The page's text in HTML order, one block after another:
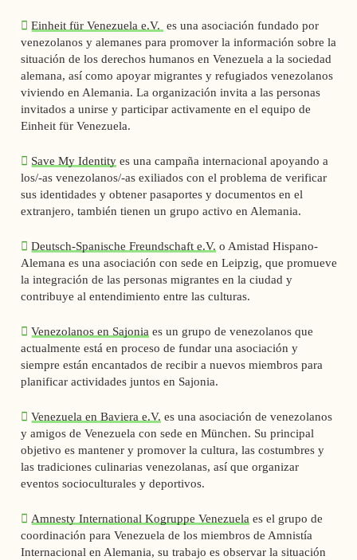
Einheit für Venezuela e.V. es una asociación fundado por
venezolanos y alemanes para promover la información sobre la
situación de los derechos humanos en Venezuela a la sociedad
alemana, así como apoyar migrantes y refugiados venezolanos
viviendo en Alemania. La organización invita a las personas
invitados a unirse y participar activamente en el equipo de
Einheit für Venezuela.
Save My Identity es una campaña internacional apoyando a
los/-as venezolanos/-as exiliados con el problema de verificar
sus identidades y obtener pasaportes y documentos en el
extranjero, también tienen un grupo activo en Alemania.
Deutsch-Spanische Freundschaft e.V. o Amistad Hispano-
Alemana es una asociación con sede en Leipzig, que promueve
la integración de las personas migrantes en la ciudad y
contribuye al entendimiento entre las culturas.
Venezolanos en Sajonia es un grupo de venezolanos que
actualmente está en proceso de fundar una asociación y
siempre están encantados de recibir a nuevos miembros para
planificar actividades juntos en Sajonia.
Venezuela en Baviera e.V. es una asociación de venezolanos
y amigos de Venezuela con sede en München. Su principal
objetivo es mantener y promover la cultura, las costumbres y
las tradiciones culinarias venezolanas, así que organizar
eventos socioculturales y deportivos.
Amnesty International Kogruppe Venezuela es el grupo de
coordinación para Venezuela de los miembros de Amnistía
Internacional en Alemania, su trabajo es observar la situación